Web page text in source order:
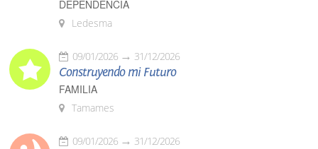
DEPENDENCIA
Ledesma
09/01/2026 31/12/2026
Construyendo mi Futuro
FAMILIA
Tamames
09/01/2026 31/12/2026